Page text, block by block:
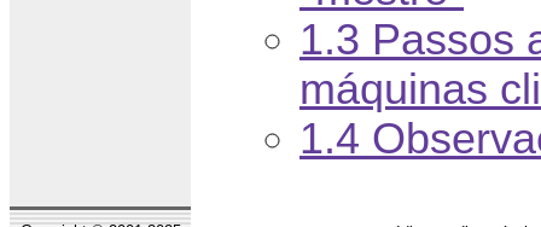
1.3 Passos
máquinas
1.4